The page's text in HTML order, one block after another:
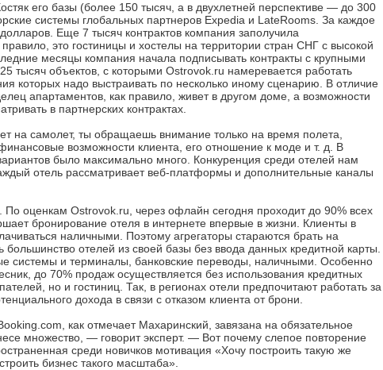
его базы (более 150 тысяч, а в двухлетней перспективе — до 300
системы глобальных партнеров Expedia и LateRooms. За каждое
Еще 7 тысяч контрактов компания заполучила
это гостиницы и хостелы на территории стран СНГ с высокой
месяцы компания начала подписывать контракты с крупными
объектов, с которыми Ostrovok.ru намеревается работать
которых надо выстраивать по несколько иному сценарию. В отличие
апартаментов, как правило, живет в другом доме, а возможности
в партнерских контрактах.
самолет, ты обращаешь внимание только на время полета,
возможности клиента, его отношение к моде и т. д. В
было максимально много. Конкуренция среди отелей нам
отель рассматривает веб-платформы и дополнительные каналы
По оценкам Ostrovok.ru, через офлайн сегодня проходит до 90% всех
бронирование отеля в интернете впервые в жизни. Клиенты в
наличными. Поэтому агрегаторы стараются брать на
отелей из своей базы без ввода данных кредитной карты.
системы и терминалы, банковские переводы, наличными. Особенно
до 70% продаж осуществляется без использования кредитных
но и гостиниц. Так, в регионах отели предпочитают работать за
дохода в связи с отказом клиента от брони.
как отмечает Махаринский, завязана на обязательное
множество, — говорит эксперт. — Вот почему слепое повторение
среди новичков мотивация «Хочу построить такую же
бизнес такого масштаба».